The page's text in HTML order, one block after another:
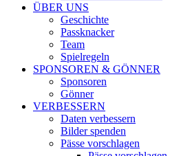
ÜBER UNS
Geschichte
Passknacker
Team
Spielregeln
SPONSOREN & GÖNNER
Sponsoren
Gönner
VERBESSERN
Daten verbessern
Bilder spenden
Pässe vorschlagen